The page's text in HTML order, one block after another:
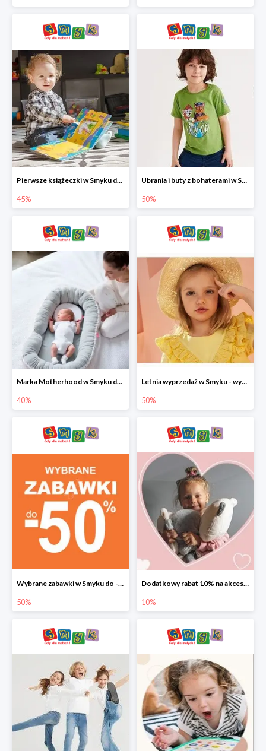
Pierwsze książeczki w Smyku do -45%
45%
Ubrania i buty z bohaterami w Smyku do -50%
50%
Marka Motherhood w Smyku do -40%
40%
Letnia wyprzedaż w Smyku - wybrane ubrania i buty do -50%
50%
Wybrane zabawki w Smyku do -50%
50%
Dodatkowy rabat 10% na akcesoria dziecięce
10%